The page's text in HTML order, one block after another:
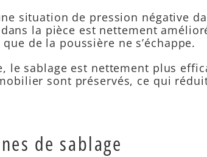
situation de pression négative
la pièce est nettement
de la poussière ne s’échappe.
le sablage est nettement plus
sont préservés, ce qui
de sablage